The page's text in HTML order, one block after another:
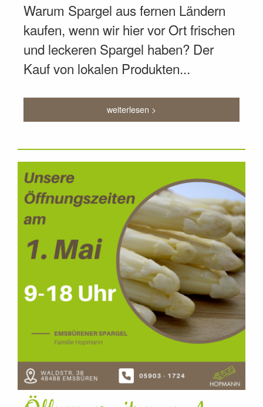
Warum Spargel aus fernen Ländern
kaufen, wenn wir hier vor Ort frischen
und leckeren Spargel haben? Der
Kauf von lokalen Produkten...
weiterlesen >